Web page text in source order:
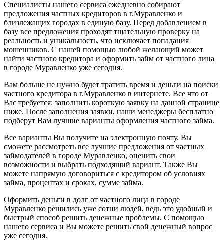
Специалисты нашего сервиса ежедневно собирают
предложения частных кредиторов в г.Муравленко и
близлежащих городах в единую базу. Перед добавлением в
базу все предложения проходят тщательную проверку на
реальность и уникальность, что исключает попадания
мошенников. С нашей помощью любой желающий может
найти частного кредитора и оформить займ от частного лица
в городе Муравленко уже сегодня.
Вам больше не нужно будет тратить время и деньги на поиски
частного кредитора в г.Муравленко в интернете. Все что от
Вас требуется: заполнить короткую заявку на данной странице
ниже. После заполнения заявки, наши менеджеры бесплатно
подберут Вам лучшие варианты оформления частного займа.
Все варианты Вы получите на электронную почту. Вы
сможете рассмотреть все лучшие предложения от частных
займодателей в городе Муравленко, оценить свои
возможности и выбрать подходящий вариант. Также Вы
можете напрямую договориться с кредитором об условиях
займа, процентах и сроках, сумме займа.
Оформить деньги в долг от частного лица в городе
Муравленко решились уже сотни людей, ведь это удобный и
быстрый способ решить денежные проблемы. С помощью
нашего сервиса и Вы можете решить свой денежный вопрос
уже сегодня.